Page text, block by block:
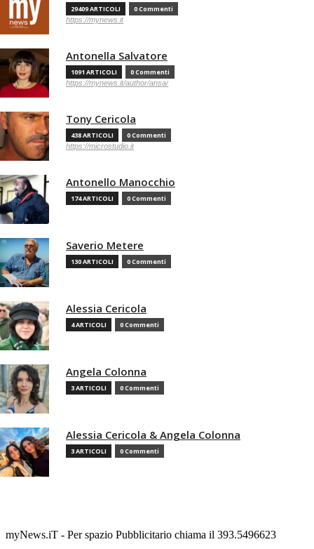
29409 ARTICOLI 0 Commenti
https://mynews.it
Antonella Salvatore
1091 ARTICOLI 0 Commenti
https://mynews.it/author/ansa/
Tony Cericola
438 ARTICOLI 0 Commenti
https://microstudio.it
Antonello Manocchio
174 ARTICOLI 0 Commenti
Saverio Metere
130 ARTICOLI 0 Commenti
Alessia Cericola
4 ARTICOLI 0 Commenti
Angela Colonna
3 ARTICOLI 0 Commenti
Alessia Cericola & Angela Colonna
3 ARTICOLI 0 Commenti
myNews.iT - Per spazio Pubblicitario chiama il 393.5496623